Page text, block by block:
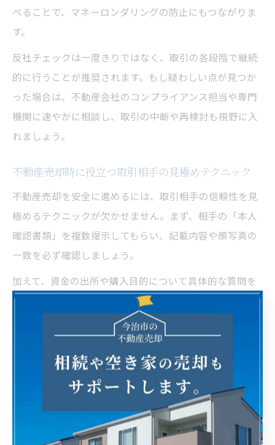
べることで、マネーロンダリングの防止にもつながりま
す。
反社チェックは一度きりではなく、取引の各段階で継続
的に行うことが推奨されます。もし疑わしい点が見つか
った場合は、不動産会社のコンプライアンス担当や専門
機関に速やかに相談し、取引の中断や再検討も視野に入
れましょう。
不動産売却時に役立つ取引相手の見極めテクニック
不動産売却を安全に進めるには、取引相手の信頼性を見
極めるテクニックが欠かせません。まず、相手の「本人
確認書類」を複数提示してもらい、記載内容や顔写真の
一致を必ず確認しましょう。
加えて、資金の出所や購入目的について具体的な質問を
行い、曖昧な回答や過度な現金志向が見られる場合は注
意が必要です。直接会って話すことで、表情や態度から
誠実さや信頼性を測ることも効果的です。
また、不動産会社を通じて「お客様カード」や過去の取
引履歴、反社チェック結果などを共有してもらうこと
で、取引相手の背景を多角的に把握できます。万が一、
不審な点や気になる点があれば、無理に取引を進めず、